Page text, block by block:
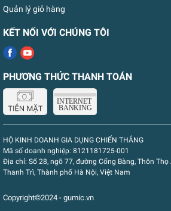
Quản lý giỏ hàng
KẾT NỐI VỚI CHÚNG TÔI
PHƯƠNG THỨC THANH TOÁN
HỘ KINH DOANH GIA DỤNG CHIẾN THẮNG
Mã số doanh nghiệp: 8121181725-001
Địa chỉ: Số 28, ngõ 77, đường Cổng Bàng, Thôn
Thanh Trì, Thành phố Hà Nội, Việt Nam
Copyright©2024 - gumic.vn